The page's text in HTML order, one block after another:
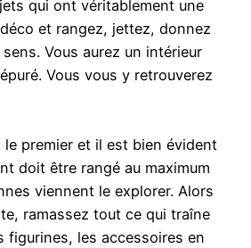
qui ont véritablement une
et rangez, jettez, donnez
sens. Vous aurez un intérieur
Vous vous y retrouverez
premier et il est bien évident
doit être rangé au maximum
viennent le explorer. Alors
ramassez tout ce qui traîne
figurines, les accessoires en